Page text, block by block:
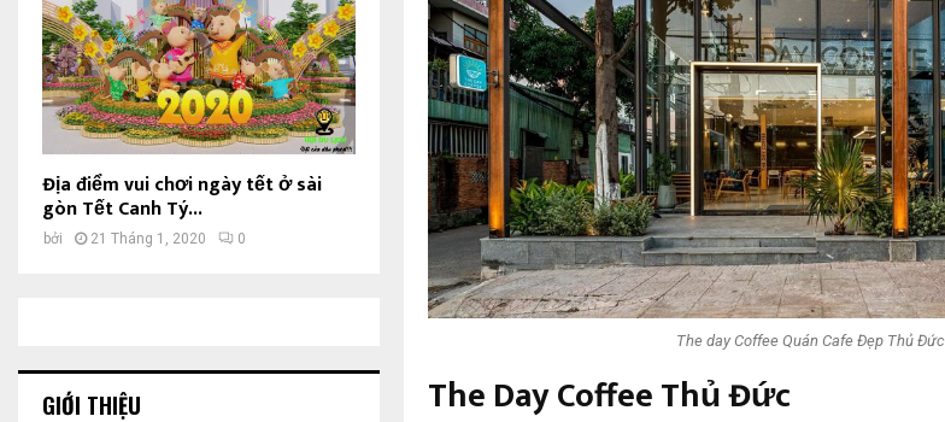
The day Coffee Quán Cafe Đẹp Thủ Đức
The Day Coffee Thủ Đức
Địa điểm vui chơi ngày tết ở sài
gòn Tết Canh Tý...
bởi 21 Tháng 1, 2020 0
GIỚI THIỆU